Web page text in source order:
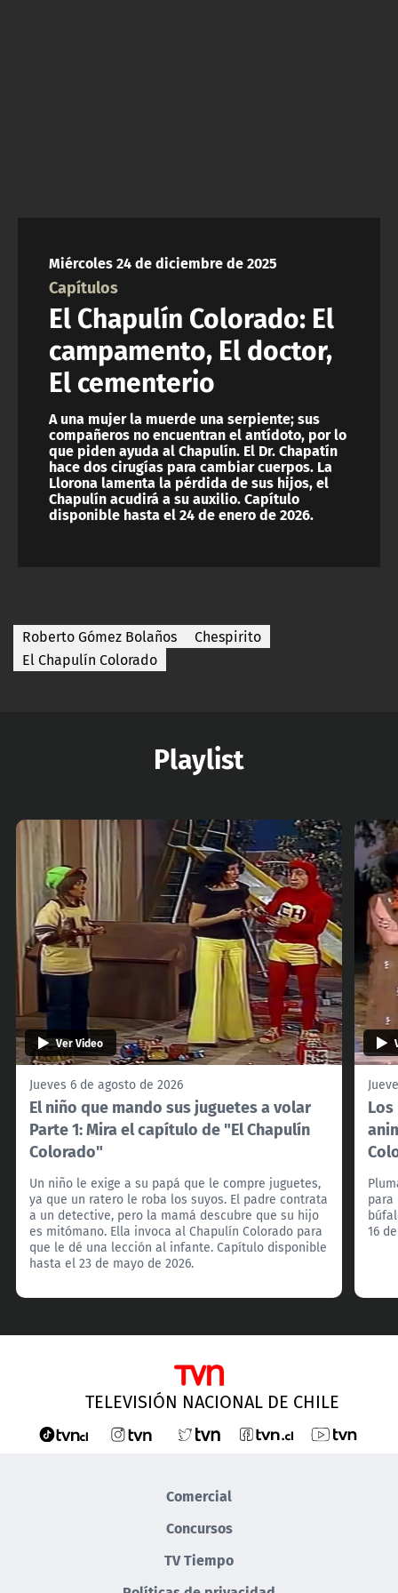
Miércoles 24 de diciembre de 2025
Capítulos
El Chapulín Colorado: El
campamento, El doctor,
El cementerio
A una mujer la muerde una serpiente; sus
compañeros no encuentran el antídoto, por lo
que piden ayuda al Chapulín. El Dr. Chapatín
hace dos cirugías para cambiar cuerpos. La
Llorona lamenta la pérdida de sus hijos, el
Chapulín acudirá a su auxilio. Capítulo
disponible hasta el 24 de enero de 2026.
Roberto Gómez Bolaños
Chespirito
El Chapulín Colorado
Playlist
Ver Video
Jueves 6 de agosto de 2026
El niño que mando sus juguetes a volar
Parte 1: Mira el capítulo de "El Chapulín
Colorado"
Un niño le exige a su papá que le compre juguetes,
ya que un ratero le roba los suyos. El padre contrata
a un detective, pero la mamá descubre que su hijo
es mitómano. Ella invoca al Chapulín Colorado para
que le dé una lección al infante. Capítulo disponible
hasta el 23 de mayo de 2026.
16
TELEVISIÓN NACIONAL DE CHILE
Comercial
Concursos
TV Tiempo